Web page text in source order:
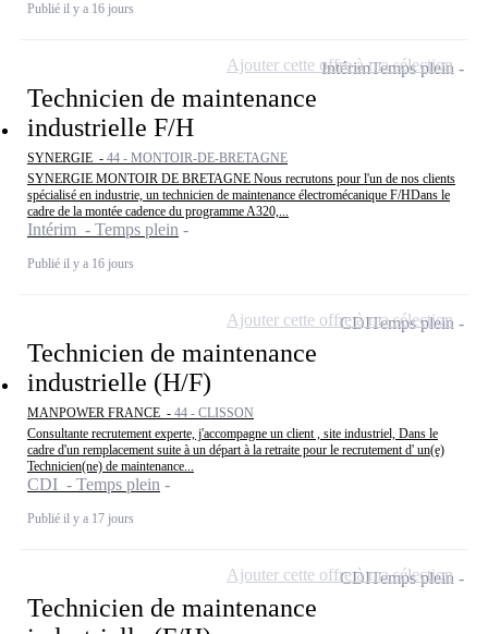
Publié il y a 16 jours
Technicien de maintenance
industrielle F/H
SYNERGIE - 44 - MONTOIR-DE-BRETAGNE
SYNERGIE MONTOIR DE BRETAGNE Nous recrutons pour l'un de nos clients
spécialisé en industrie, un technicien de maintenance électromécanique F/HDans le
cadre de la montée cadence du programme A320,...
Intérim - Temps plein
Publié il y a 16 jours
IntérimTemps plein
Ajouter cette offre à ma sélection
Technicien de maintenance
industrielle (H/F)
MANPOWER FRANCE - 44 - CLISSON
Consultante recrutement experte, j'accompagne un client , site industriel, Dans le
cadre d'un remplacement suite à un départ à la retraite pour le recrutement d' un(e)
Technicien(ne) de maintenance...
CDI - Temps plein
Publié il y a 17 jours
CDITemps plein
Ajouter cette offre à ma sélection
Technicien de maintenance
CDITemps plein
Ajouter cette offre à ma sélection